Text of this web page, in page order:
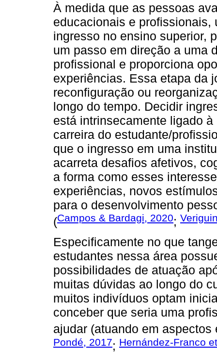
À medida que as pessoas
educacionais e profissionais,
ingresso no ensino superior,
um passo em direção a uma
profissional e proporciona
experiências. Essa etapa da
reconfiguração ou
longo do tempo. Decidir
está intrinsecamente ligado
carreira do estudante/
que o ingresso em uma
acarreta desafios afetivos,
a forma como esses
experiências, novos
para o desenvolvimento
(Campos & Bardagi, 2020;
Especificamente no que
estudantes nessa área
possibilidades de atuação
muitas dúvidas ao longo do
muitos indivíduos optam
conceber que seria uma
ajudar (atuando em
Pondé, 2017; Hernández-Franco